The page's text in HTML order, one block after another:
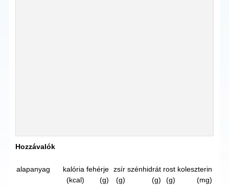
Hozzávalók
alapanyag
kalória
(kcal)
fehérje
(g)
zsír
(g)
szénhidrát
(g)
rost
(g)
koleszterin
(mg)